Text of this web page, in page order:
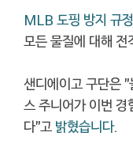
MLB 도핑 방지 규
모든 물질에 대해 전
샌디에이고 구단은
스 주니어가 이번
다"고 밝혔습니다.